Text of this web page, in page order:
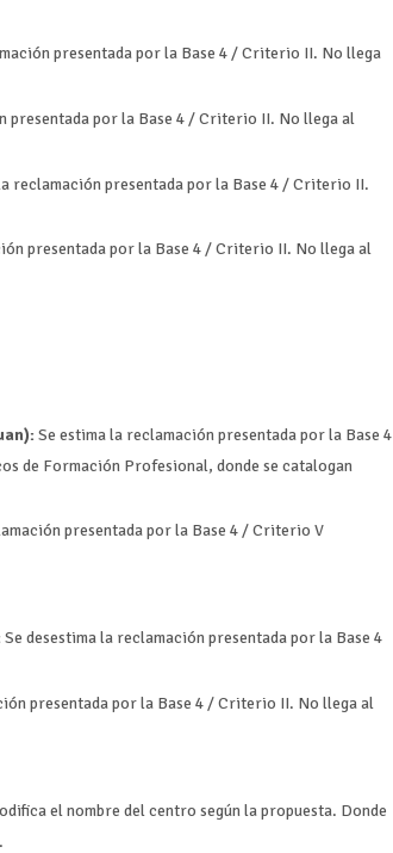
presentada por la Base 4 / Criterio II. No llega
presentada por la Base 4 / Criterio II. No llega al
reclamación presentada por la Base 4 / Criterio II.
presentada por la Base 4 / Criterio II. No llega al
Se estima la reclamación presentada por la Base 4
de Formación Profesional, donde se catalogan
presentada por la Base 4 / Criterio V
Se desestima la reclamación presentada por la Base 4
presentada por la Base 4 / Criterio II. No llega al
el nombre del centro según la propuesta. Donde